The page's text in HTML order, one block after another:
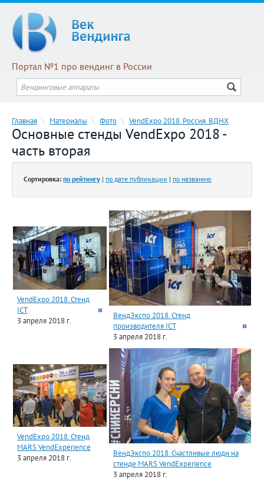
Портал №1 про вендинг в России
Главная \ Материалы \ Фото \ VendExpo 2018. Россия. ВДНХ
Основные стенды VendExpo 2018 -
часть вторая
Сортировка: по рейтингу | по дате публикации | по названию
VendExpo 2018. Стенд
ICT
3 апреля 2018 г.
ВендЭкспо 2018. Стенд
производителя ICT
3 апреля 2018 г.
VendExpo 2018. Стенд
MARS VendExperience
3 апреля 2018 г.
ВендЭкспо 2018. Счастливые люди на
стенде MARS VendExperience
3 апреля 2018 г.